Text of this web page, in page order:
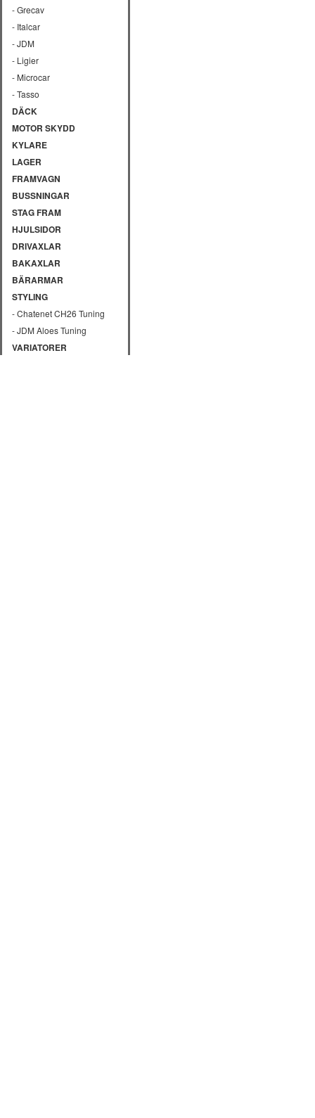
- Grecav
- Italcar
- JDM
- Ligier
- Microcar
- Tasso
DÄCK
MOTOR SKYDD
KYLARE
LAGER
FRAMVAGN
BUSSNINGAR
STAG FRAM
HJULSIDOR
DRIVAXLAR
BAKAXLAR
BÄRARMAR
STYLING
- Chatenet CH26 Tuning
- JDM Aloes Tuning
VARIATORER